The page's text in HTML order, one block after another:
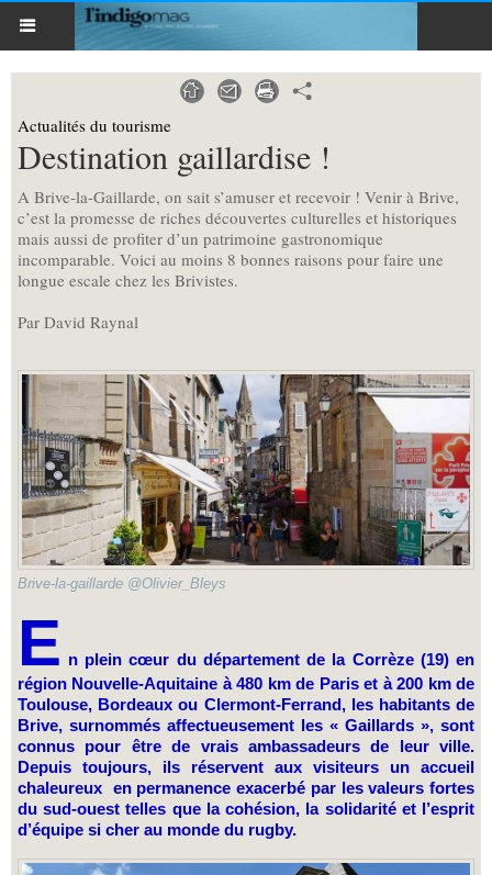
Actualités du tourisme
Destination gaillardise !
A Brive-la-Gaillarde, on sait s’amuser et recevoir ! Venir à Brive,
c’est la promesse de riches découvertes culturelles et historiques
mais aussi de profiter d’un patrimoine gastronomique
incomparable. Voici au moins 8 bonnes raisons pour faire une
longue escale chez les Brivistes.
Par David Raynal
Brive-la-gaillarde @Olivier_Bleys
E n plein cœur du département de la Corrèze (19) en
région Nouvelle-Aquitaine à 480 km de Paris et à 200 km de
Toulouse, Bordeaux ou Clermont-Ferrand, les habitants de
Brive, surnommés affectueusement les « Gaillards », sont
connus pour être de vrais ambassadeurs de leur ville.
Depuis toujours, ils réservent aux visiteurs un accueil
chaleureux en permanence exacerbé par les valeurs fortes
du sud-ouest telles que la cohésion, la solidarité et l’esprit
d’équipe si cher au monde du rugby.